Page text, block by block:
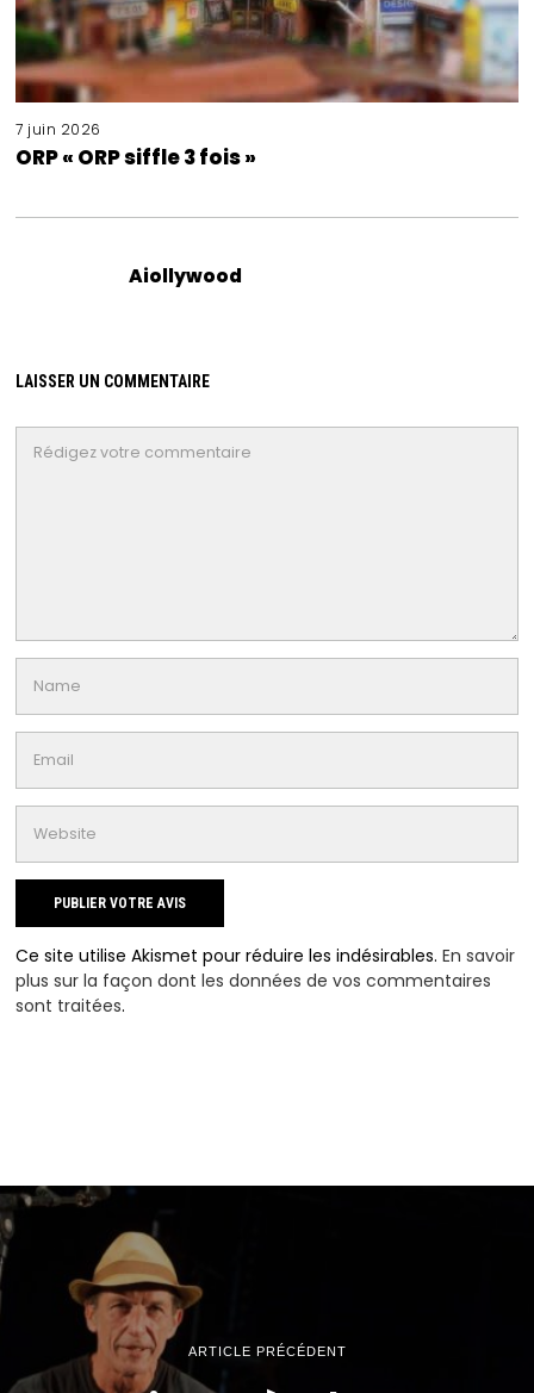
7 juin 2026
ORP « ORP siffle 3 fois »
Aiollywood
LAISSER UN COMMENTAIRE
Ce site utilise Akismet pour réduire les indésirables.En savoir
plus sur la façon dont les données de vos commentaires
sont traitées.
ARTICLE PRÉCÉDENT